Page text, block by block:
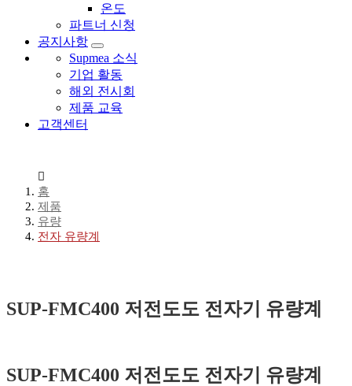
온도
파트너 신청
공지사항
Supmea 소식
기업 활동
해외 전시회
제품 교육
고객센터
홈
제품
유량
전자 유량계
SUP-FMC400 저전도도 전자기 유량계
SUP-FMC400 저전도도 전자기 유량계